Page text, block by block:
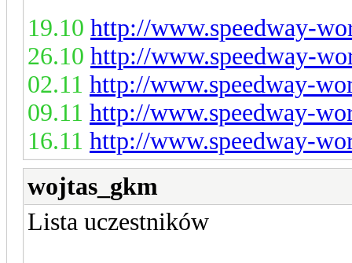
19.10 http://www.speedway-
26.10 http://www.speedway-
02.11 http://www.speedway-
09.11 http://www.speedway-
16.11 http://www.speedway-
wojtas_gkm
Lista uczestników